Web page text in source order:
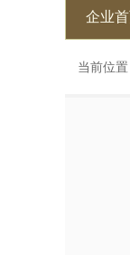
企业
当前位